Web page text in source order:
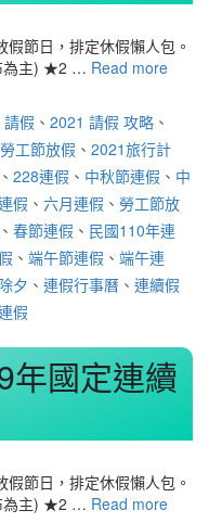
節日，排定休假懶人包。
為主) ★2 … Read more
假 、2021 請假 攻略 、
工節放假 、 2021旅行計
、 228連假 、 中秋節連假 、 中
假 、 六月連假 、 勞工節放
、 春節連假 、 民國110年連
、 端午節連假 、 端午連
夕 、 連假行事曆 、 連續假
假
年國定連續
節日，排定休假懶人包。
為主) ★2 … Read more